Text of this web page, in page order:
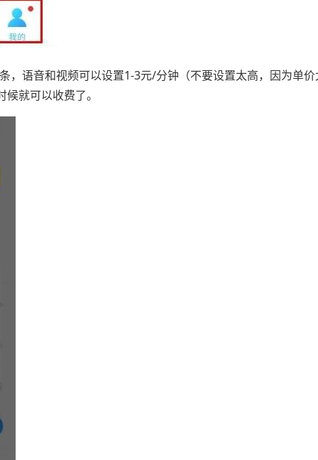
，语音和视频可以设置1-3元/分钟（不要设置太高，因为单
就可以收费了。